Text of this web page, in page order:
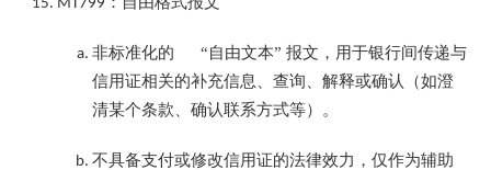
MT799
非标准化的 “自由文本” 报文，用于银行间传递与
信用证相关的补充信息、查询、解释或确认（如澄
清某个条款、确认联系方式等）。
不具备支付或修改信用证的法律效力，仅作为辅助